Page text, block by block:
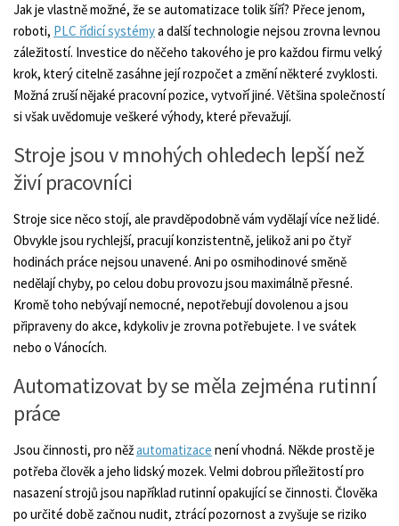
Jak je vlastně možné, že se automatizace tolik šíří? Přece jenom,
roboti, PLC řídicí systémya další technologie nejsou zrovna levnou
záležitostí. Investice do něčeho takového je pro každou firmu velký
krok, který citelně zasáhne její rozpočet a změní některé zvyklosti.
Možná zruší nějaké pracovní pozice, vytvoří jiné. Většina společností
si však uvědomuje veškeré výhody, které převažují.
Stroje jsou v mnohých ohledech lepší než
živí pracovníci
Stroje sice něco stojí, ale pravděpodobně vám vydělají více než lidé.
Obvykle jsou rychlejší, pracují konzistentně, jelikož ani po čtyř
hodinách práce nejsou unavené. Ani po osmihodinové směně
nedělají chyby, po celou dobu provozu jsou maximálně přesné.
Kromě toho nebývají nemocné, nepotřebují dovolenou a jsou
připraveny do akce, kdykoliv je zrovna potřebujete. I ve svátek
nebo o Vánocích.
Automatizovat by se měla zejména rutinní
práce
Jsou činnosti, pro něžautomatizace není vhodná. Někde prostě je
potřeba člověk a jeho lidský mozek. Velmi dobrou příležitostí pro
nasazení strojů jsou například rutinní opakující se činnosti. Člověka
po určité době začnou nudit, ztrácí pozornost a zvyšuje se riziko